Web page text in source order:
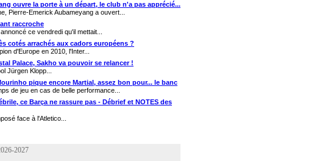
ouvre la porte à un départ, le club n'a pas apprécié...
Pierre-Emerick Aubameyang a ouvert...
raccroche
ce vendredi qu'il mettait...
cotés arrachés aux cadors européens ?
d'Europe en 2010, l'Inter...
Palace, Sakho va pouvoir se relancer !
Jürgen Klopp...
pique encore Martial, assez bon pour... le banc
de jeu en cas de belle performance...
ce Barça ne rassure pas - Débrief et NOTES des
face à l'Atletico...
2027